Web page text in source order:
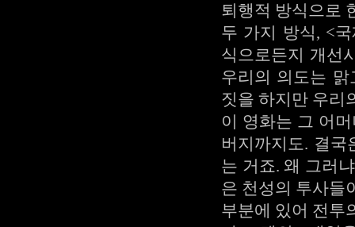
퇴행적 방식으로
두 가지 방식, <
식으로든지 개선
우리의 의도는
짓을 하지만 우리
이 영화는 그 어
버지까지도. 결
는 거죠. 왜 그러
은 천성의 투사들
부분에 있어 전투